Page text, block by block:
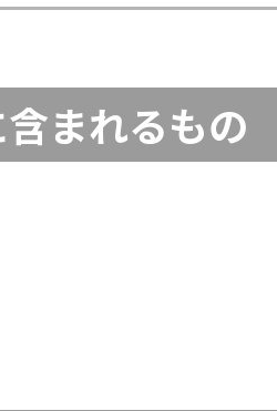
まれるもの